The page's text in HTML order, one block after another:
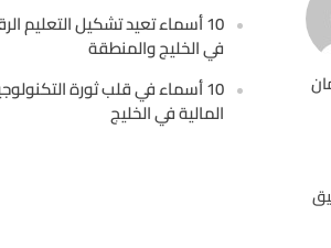
10 أسماء تعيد تشكيل التعليم
في الخليج والمنطقة
10 أسماء في قلب ثورة
المالية في الخليج